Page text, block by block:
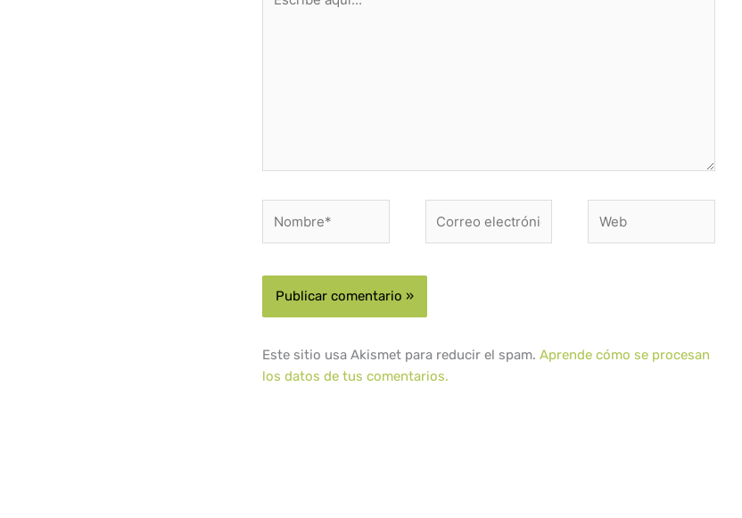
aquí...
electrónico*
Este sitio usa Akismet para reducir el spam.Aprende cómo se procesan
los datos de tus comentarios.